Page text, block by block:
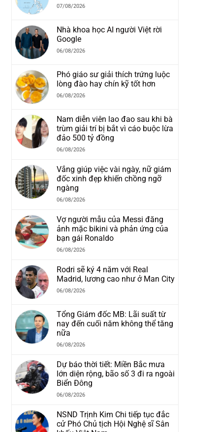
07/08/2026
Nhà khoa học AI người Việt rời
Google
06/08/2026
Phó giáo sư giải thích trứng luộc
lòng đào hay chín kỹ tốt hơn
06/08/2026
Nam diễn viên lao đao sau khi bà
trùm giải trí bị bắt vì cáo buộc lừa
đảo 500 tỷ đồng
06/08/2026
Vắng giúp việc vài ngày, nữ giám
đốc xinh đẹp khiến chồng ngỡ
ngàng
06/08/2026
Vợ người mẫu của Messi đăng
ảnh mặc bikini và phản ứng của
bạn gái Ronaldo
06/08/2026
Rodri sẽ ký 4 năm với Real
Madrid, lương cao như ở Man City
06/08/2026
Tổng Giám đốc MB: Lãi suất từ
nay đến cuối năm không thể tăng
nữa
06/08/2026
Dự báo thời tiết: Miền Bắc mưa
lớn diện rộng, bão số 3 đi ra ngoài
Biển Đông
06/08/2026
NSND Trịnh Kim Chi tiếp tục đắc
cử Phó Chủ tịch Hội Nghệ sĩ Sân